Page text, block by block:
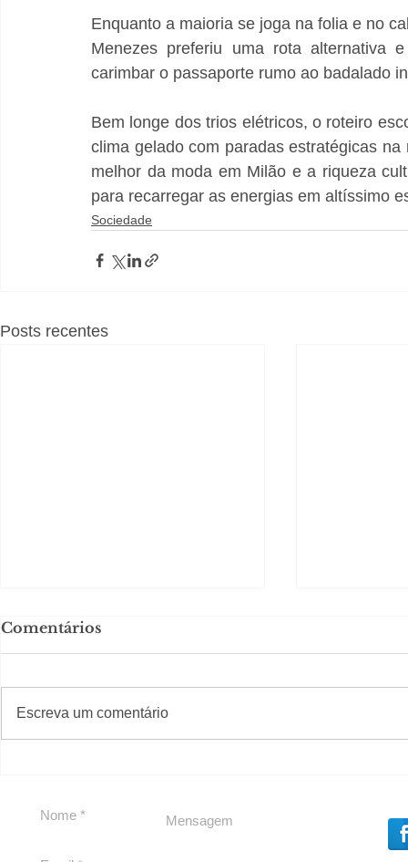
Enquanto a maioria se joga na folia e no
Menezes preferiu uma rota alternativa
carimbar o passaporte rumo ao badalado
Bem longe dos trios elétricos, o roteiro
clima gelado com paradas estratégicas
melhor da moda em Milão e a riqueza
para recarregar as energias em altíssimo
Sociedade
Posts recentes
Comentários
Escreva um comentário
#Sugestões